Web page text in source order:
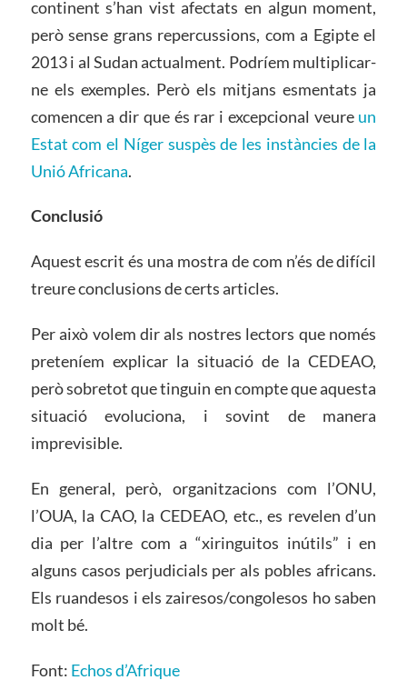
continent s’han vist afectats en algun moment,
però sense grans repercussions, com a Egipte el
2013 i al Sudan actualment. Podríem multiplicar-
ne els exemples. Però els mitjans esmentats ja
comencen a dir que és rar i excepcional veure un
Estat com el Níger suspès de les instàncies de la
Unió Africana.
Conclusió
Aquest escrit és una mostra de com n’és de difícil
treure conclusions de certs articles.
Per això volem dir als nostres lectors que només
preteníem explicar la situació de la CEDEAO,
però sobretot que tinguin en compte que aquesta
situació evoluciona, i sovint de manera
imprevisible.
En general, però, organitzacions com l’ONU,
l’OUA, la CAO, la CEDEAO, etc., es revelen d’un
dia per l’altre com a “xiringuitos inútils” i en
alguns casos perjudicials per als pobles africans.
Els ruandesos i els zairesos/congolesos ho saben
molt bé.
Font: Echos d’Afrique